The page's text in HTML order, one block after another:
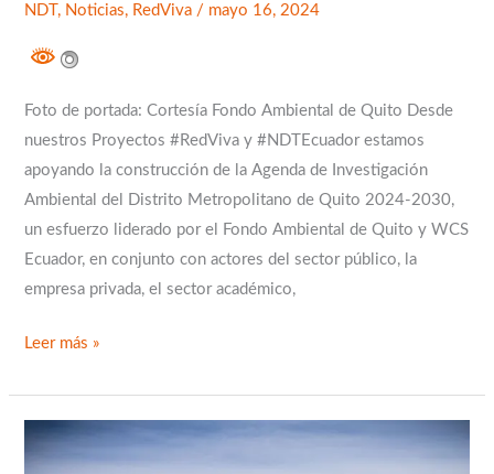
NDT , Noticias, RedViva / mayo 16, 2024
Foto de portada: Cortesía Fondo Ambiental de Quito Desde
nuestros Proyectos #RedViva y #NDTEcuador estamos
apoyando la construcción de la Agenda de Investigación
Ambiental del Distrito Metropolitano de Quito 2024-2030,
un esfuerzo liderado por el Fondo Ambiental de Quito y WCS
Ecuador, en conjunto con actores del sector público, la
empresa privada, el sector académico,
Leer más »
Expedición
al